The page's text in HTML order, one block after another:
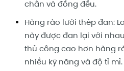
chắn và đồng đều.
Hàng rào lưới thép đan:
này được đan lại với
thủ công cao hơn hàng
nhiều kỹ năng và độ tỉ mỉ.